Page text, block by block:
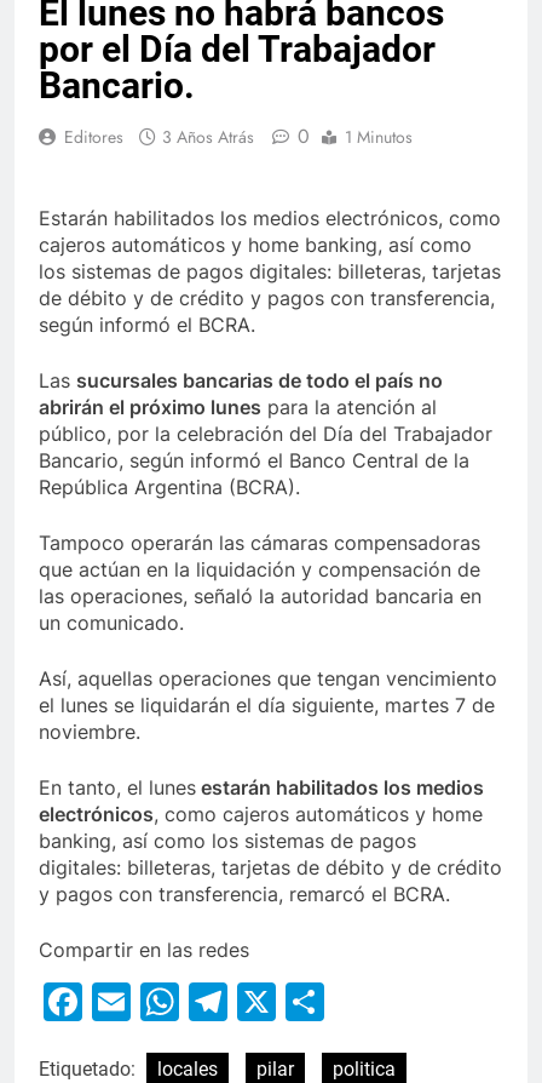
El lunes no habrá bancos
por el Día del Trabajador
Bancario.
Editores 3 Años Atrás 0 1 Minutos
Estarán habilitados los medios electrónicos, como
cajeros automáticos y home banking, así como
los sistemas de pagos digitales: billeteras, tarjetas
de débito y de crédito y pagos con transferencia,
según informó el BCRA.
Las sucursales bancarias de todo el país no
abrirán el próximo lunes para la atención al
público, por la celebración del Día del Trabajador
Bancario, según informó el Banco Central de la
República Argentina (BCRA).
Tampoco operarán las cámaras compensadoras
que actúan en la liquidación y compensación de
las operaciones, señaló la autoridad bancaria en
un comunicado.
Así, aquellas operaciones que tengan vencimiento
el lunes se liquidarán el día siguiente, martes 7 de
noviembre.
En tanto, el lunes estarán habilitados los medios
electrónicos, como cajeros automáticos y home
banking, así como los sistemas de pagos
digitales: billeteras, tarjetas de débito y de crédito
y pagos con transferencia, remarcó el BCRA.
Compartir en las redes
Facebook
EmailWhatsApp
Telegram
X
Etiquetado: locales pilar politica